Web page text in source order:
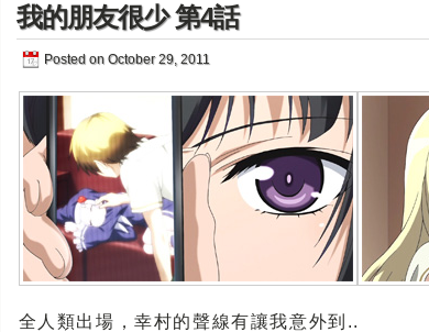
我的朋友很少 第4話
Posted on October 29, 2011
全人類出場，幸村的聲線有讓我意外到..